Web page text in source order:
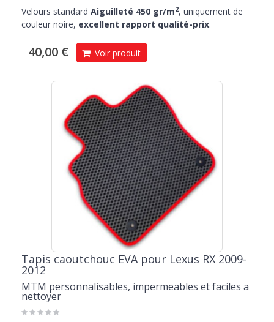
Velours standard Aiguilleté 450 gr/m2, uniquement de
couleur noire, excellent rapport qualité-prix.
40,00 € Voir produit
Tapis caoutchouc EVA pour Lexus RX 2009-
2012
MTM personnalisables, impermeables et faciles a
nettoyer